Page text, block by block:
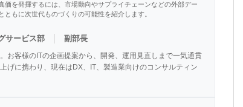
を発揮するには、市場動向やサプライチェーンなどの外部デー
もに次世代ものづくりの可能性を紹介します。
サービス部 副部長
お客様のITの企画提案から、開発、運用見直しまで一気通貫
げに携わり、現在はDX、IT、製造業向けのコンサルティン